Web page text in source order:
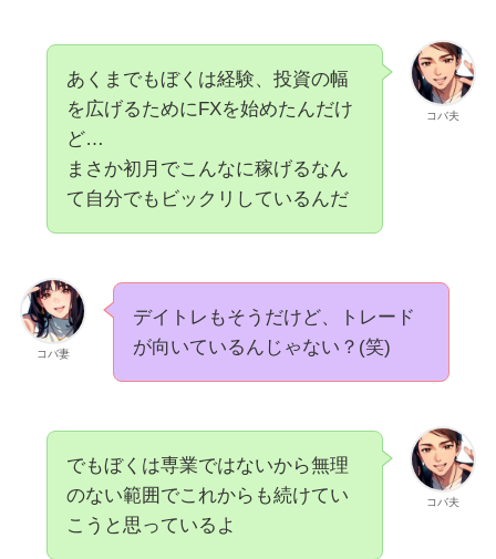
コバ夫
あくまでもぼくは経験、投資の幅
を広げるためにFXを始めたんだけ
ど…
まさか初月でこんなに稼げるなん
て自分でもビックリしているんだ
コバ妻
デイトレもそうだけど、トレード
が向いているんじゃない？(笑)
コバ夫
でもぼくは専業ではないから無理
のない範囲でこれからも続けてい
こうと思っているよ